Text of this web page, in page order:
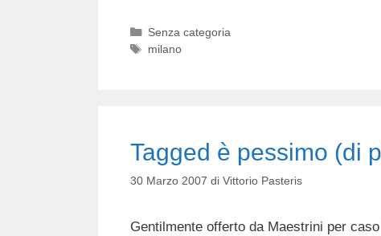
Categorie
Senza categoria
Tag
milano
Tagged è pessimo (di
30 Marzo 2007 di Vittorio Pasteris
Gentilmente offerto da Maestrini per